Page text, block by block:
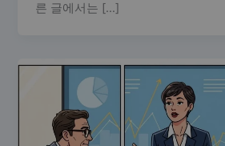
른 글에서는 […]